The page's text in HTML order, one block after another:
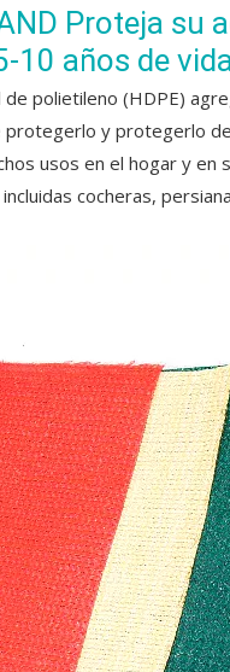
Proteja su
10 años de
polietileno (HDPE)
protegerlo y protegerlo
usos en el hogar y
cocheras,